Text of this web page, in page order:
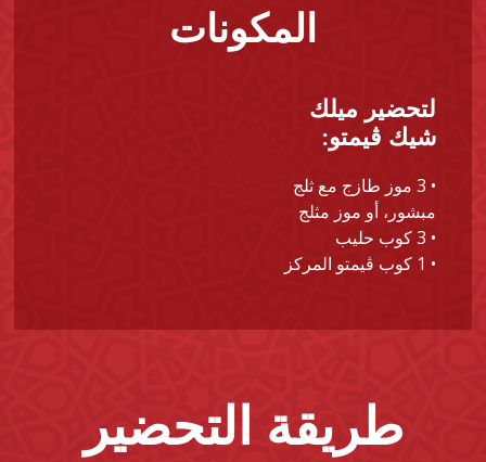
المكونات
لتحضير ميلك
شيك ڤيمتو:
• 3 موز طازج مع ثلج
مبشور، أو موز مثلج
• 3 كوب حليب
• 1 كوب ڤيمتو المركز
طريقة التحضير